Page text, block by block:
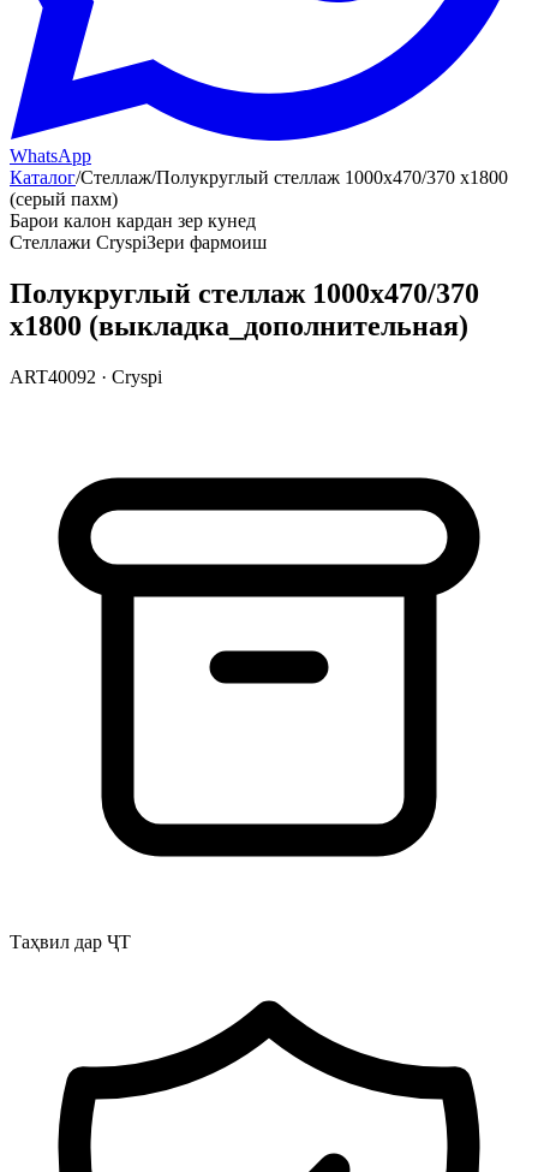
WhatsApp
Каталог/Стеллаж/Полукруглый стеллаж 1000х470/370 х1800
(серый пахм)
Барои калон кардан зер кунед
Стеллажи CryspiЗери фармоиш
Полукруглый стеллаж 1000х470/370
х1800 (выкладка_дополнительная)
ART40092 · Cryspi
Таҳвил дар ҶТ